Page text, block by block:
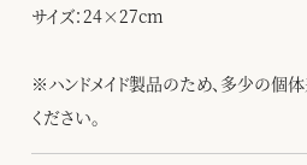
サイズ：24×27cm
※ハンドメイド製品のため、多少の個
ください。